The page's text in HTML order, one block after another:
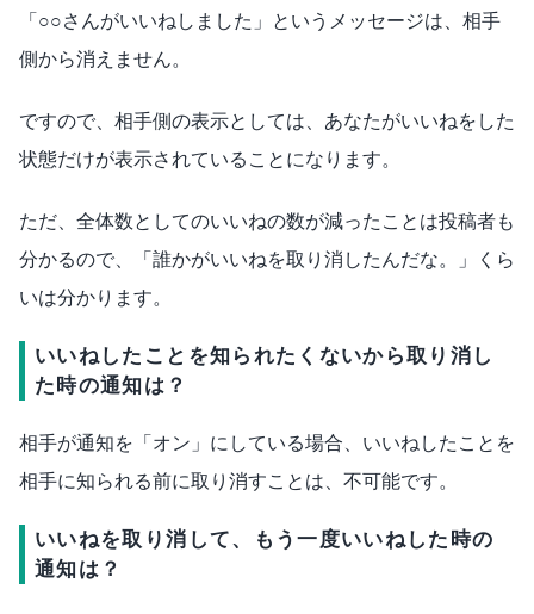
「○○さんがいいねしました」というメッセージは、相手
側から消えません。
ですので、相手側の表示としては、あなたがいいねをした
状態だけが表示されていることになります。
ただ、全体数としてのいいねの数が減ったことは投稿者も
分かるので、「誰かがいいねを取り消したんだな。」くら
いは分かります。
いいねしたことを知られたくないから取り消し
た時の通知は？
相手が通知を「オン」にしている場合、いいねしたことを
相手に知られる前に取り消すことは、不可能です。
いいねを取り消して、もう一度いいねした時の
通知は？